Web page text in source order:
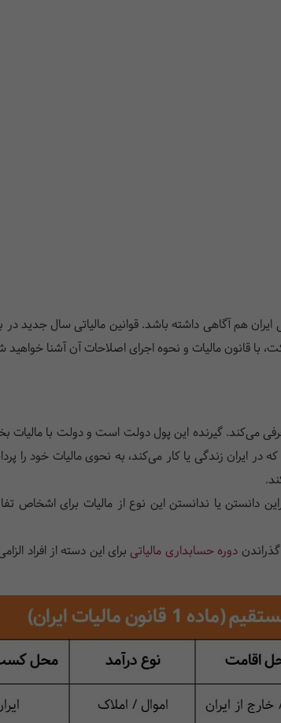
ایران هم آگاهی داشته باشد. قوانین مالیاتی سال
با قانون مالیات و نحوه اجرای اصلاحات آن آشنا خواهید
معرفی می‌کند. گیرنده این پول دولت است و دولت با
ایران زندگی یا کار می‌کند، به نحوی مالیات خود را
یا ندانستن این نوع از مالیات برای اشخاص
دوره حسابداری مالیاتی برای این دسته از افراد